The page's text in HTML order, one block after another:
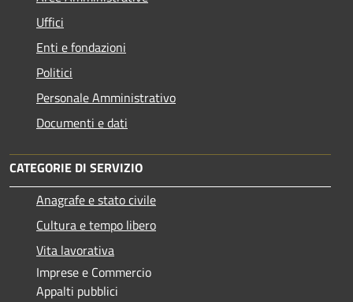
Uffici
Enti e fondazioni
Politici
Personale Amministrativo
Documenti e dati
CATEGORIE DI SERVIZIO
Anagrafe e stato civile
Cultura e tempo libero
Vita lavorativa
Imprese e Commercio
Appalti pubblici